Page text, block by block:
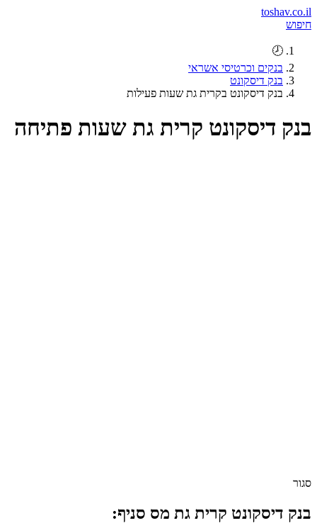
toshav.co.il
חיפוש
🕗
בנקים וכרטיסי אשראי
בנק דיסקונט
בנק דיסקונט בקרית גת שעות פעילות
בנק דיסקונט קרית גת שעות פתיחה
סגור
בנק דיסקונט קרית גת מס סניף: